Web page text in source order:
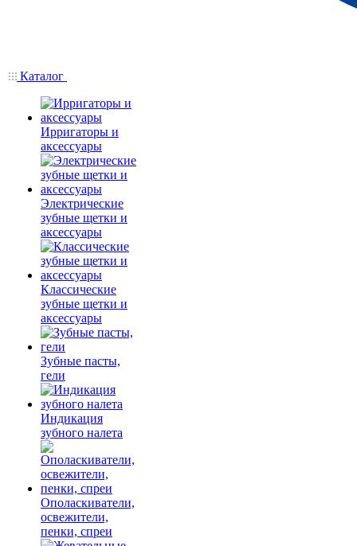
Каталог
Ирригаторы и
аксессуары
Электрические
зубные щетки и
аксессуары
Классические
зубные щетки и
аксессуары
Зубные пасты,
гели
Индикация
зубного налета
Ополаскиватели,
освежители,
пенки, спреи